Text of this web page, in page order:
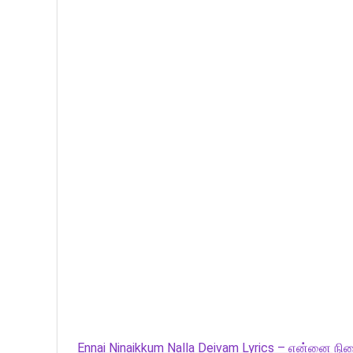
Ennai Ninaikkum Nalla Deivam Lyrics – என்னை